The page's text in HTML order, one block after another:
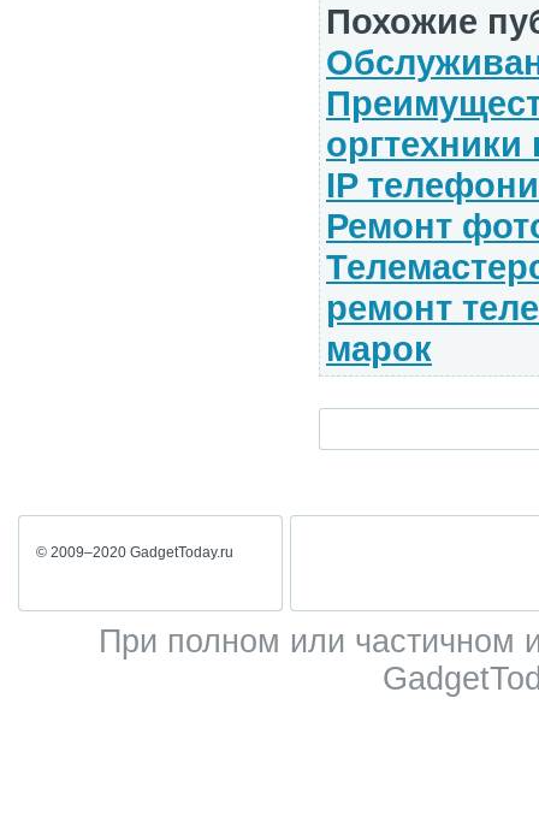
Похожие
оргтехники
IP
Ремонт
ремонт
марок
© 2009–2020 GadgetToday.ru
При полном или частичном